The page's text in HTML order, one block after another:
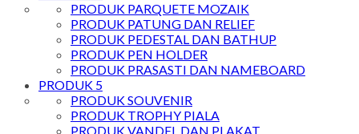
PRODUK PARQUETE MOZAIK
PRODUK PATUNG DAN RELIEF
PRODUK PEDESTAL DAN BATHUP
PRODUK PEN HOLDER
PRODUK PRASASTI DAN NAMEBOARD
PRODUK 5
PRODUK SOUVENIR
PRODUK TROPHY PIALA
PRODUK VANDEL DAN PLAKAT